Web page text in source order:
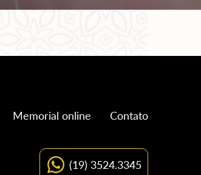
Memorial online Contato
(19) 3524.3345